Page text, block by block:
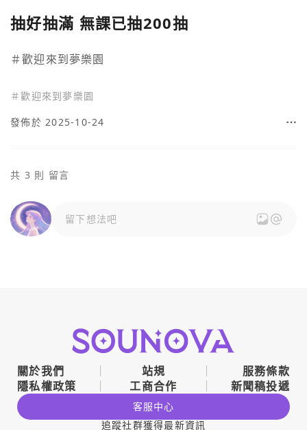
抽好抽滿 無課已抽200抽
＃歡迎來到夢樂園
＃歡迎來到夢樂園
發佈於 2025-10-24
共 3 則 留言
留下想法吧
關於我們 站規
服務條款
隱私權政策
工商合作 新聞稿投遞
客服中心
追蹤社群獲得最新資訊